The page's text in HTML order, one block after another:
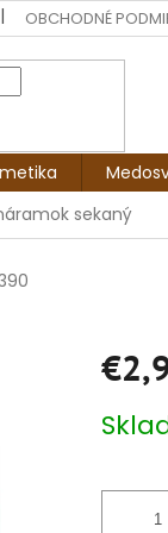
OBCHODNÉ
sekaný
cena: